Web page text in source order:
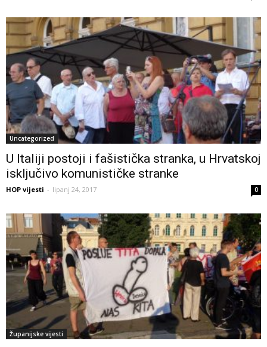
Uncategorized
U Italiji postoji i fašistička stranka, u Hrvatskoj
isključivo komunističke stranke
HOP vijesti - lipanj 24, 2017 0
Županijske vijesti